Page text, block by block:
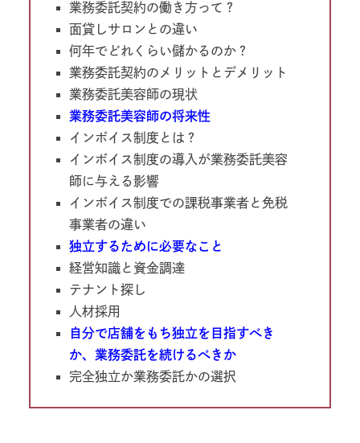
業務委託契約の働き方って？
面貸しサロンとの違い
何年でどれくらい儲かるのか？
業務委託契約のメリットとデメリット
業務委託美容師の現状
業務委託美容師の将来性
インボイス制度とは？
インボイス制度の導入が業務委託美容
師に与える影響
インボイス制度での課税事業者と免税
事業者の違い
独立するために必要なこと
経営知識と資金調達
テナント探し
人材採用
自分で店舗をもち独立を目指すべき
か、業務委託を続けるべきか
完全独立か業務委託かの選択